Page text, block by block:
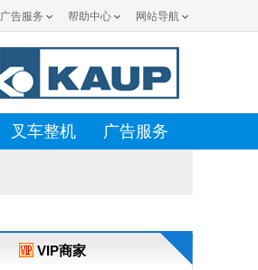
广告服务 帮助中心 网站导航
叉车整机 广告服务
VIP商家